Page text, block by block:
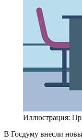
Иллюстрация:
В Госдуму внесли